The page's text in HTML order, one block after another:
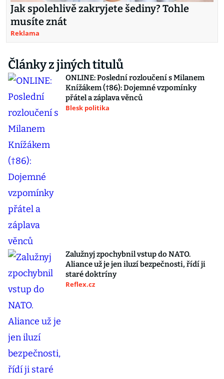
Jak spolehlivě zakryjete šediny? Tohle
musíte znát
Reklama
Články z jiných titulů
ONLINE: Poslední rozloučení s Milanem
Knížákem (†86): Dojemné vzpomínky
přátel a záplava věnců
Blesk politika
Zalužnyj zpochybnil vstup do NATO.
Aliance už je jen iluzí bezpečnosti, řídí ji
staré doktríny
Reflex.cz